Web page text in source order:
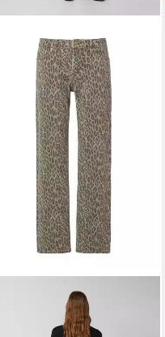
Regular-fit-Jeans Jeans-
Hose KAROLIN Karolin: